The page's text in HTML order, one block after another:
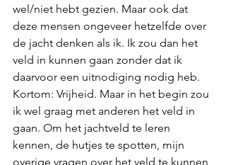
wel/niet hebt gezien. Maar ook dat
deze mensen ongeveer hetzelfde over
de jacht denken als ik. Ik zou dan het
veld in kunnen gaan zonder dat ik
daarvoor een uitnodiging nodig heb.
Kortom: Vrijheid. Maar in het begin zou
ik wel graag met anderen het veld in
gaan. Om het jachtveld te leren
kennen, de hutjes te spotten, mijn
overige vragen over het veld te kunnen